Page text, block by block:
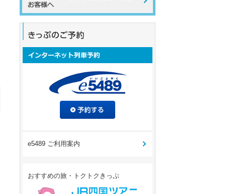
e5489 ご利用案内
おすすめの旅・トクトクきっぷ